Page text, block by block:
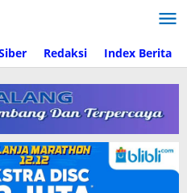
Redaksi Index Berita